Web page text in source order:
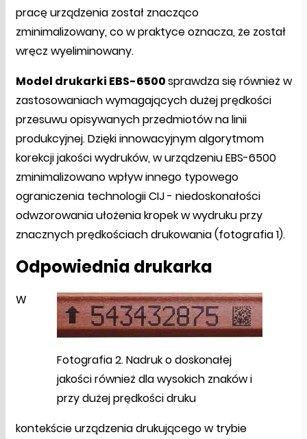
pracę urządzenia został znacząco
zminimalizowany, co w praktyce oznacza, że został
wręcz wyeliminowany.
Model drukarki EBS-6500sprawdza się również w
zastosowaniach wymagających dużej prędkości
przesuwu opisywanych przedmiotów na linii
produkcyjnej. Dzięki innowacyjnym algorytmom
korekcji jakości wydruków, w urządzeniu EBS-6500
zminimalizowano wpływ innego typowego
ograniczenia technologii CIJ - niedoskonałości
odwzorowania ułożenia kropek w wydruku przy
znacznych prędkościach drukowania (fotografia 1).
Odpowiednia drukarka
Fotografia 2. Nadruk o doskonałej
jakości również dla wysokich znaków i
przy dużej prędkości druku
W
kontekście urządzenia drukującego w trybie